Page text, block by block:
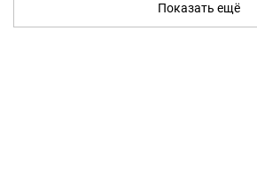
Показать ещё